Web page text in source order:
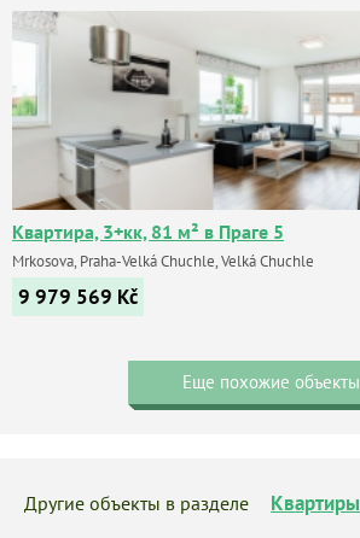
Квартира, 3+кк, 81 м² в Праге 5
Mrkosova, Praha-Velká Chuchle, Velká Chuchle
9 979 569 Kč
Еще похожие объекты
Другие объекты в разделе Квартиры